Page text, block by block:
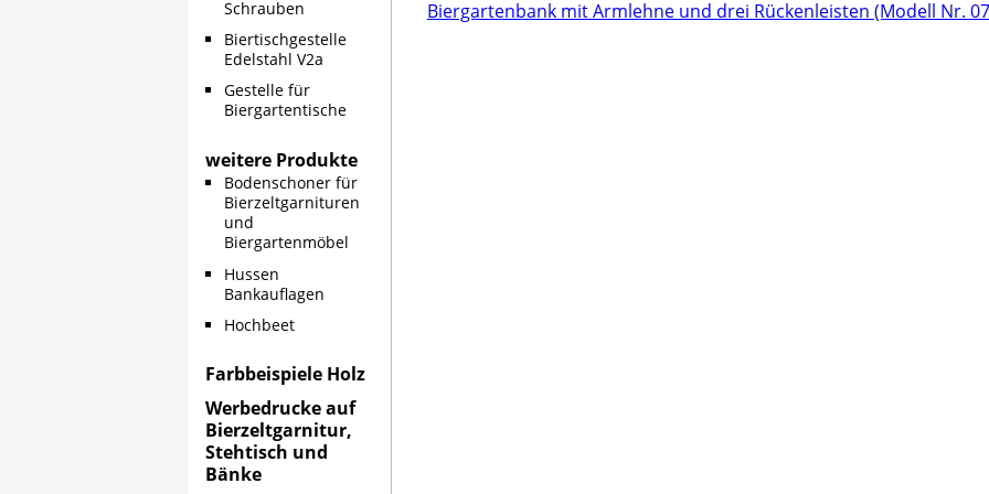
Schrauben
Biertischgestelle
Edelstahl V2a
Gestelle für
Biergartentische
weitere Produkte
Bodenschoner für
Bierzeltgarnituren
und
Biergartenmöbel
Hussen
Bankauflagen
Hochbeet
Farbbeispiele Holz
Werbedrucke auf
Bierzeltgarnitur,
Stehtisch und
Bänke
Biergartenbank mit Armlehne und drei Rückenleisten (Modell Nr.